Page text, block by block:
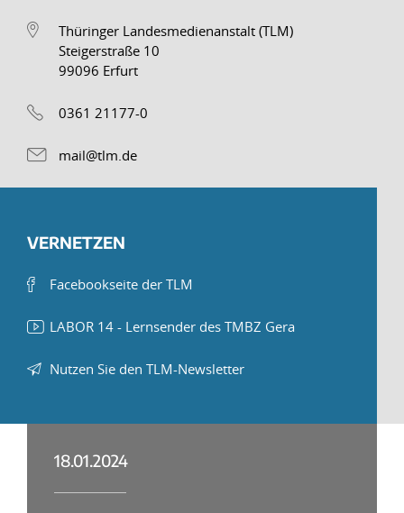
Thüringer Landesmedienanstalt (TLM)
Steigerstraße 10
99096 Erfurt
0361 21177-0
mail@tlm.de
VERNETZEN
Facebookseite der TLM
LABOR 14 - Lernsender des TMBZ Gera
Nutzen Sie den TLM-Newsletter
18.01.2024